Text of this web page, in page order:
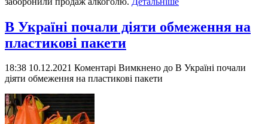
В Україні почали діяти обмеження на
пластикові пакети
18:38 10.12.2021 Коментарі Вимкнено до В Україні почали
діяти обмеження на пластикові пакети